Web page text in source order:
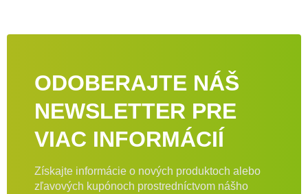
ODOBERAJTE NÁŠ
NEWSLETTER PRE
VIAC INFORMÁCIÍ
Získajte informácie o nových produktoch alebo
zľavových kupónoch prostredníctvom nášho